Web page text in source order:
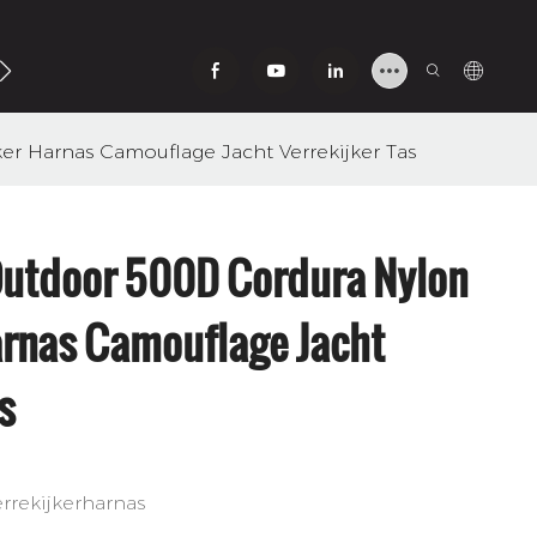
Harnas Camouflage Jacht Verrekijker Tas
500D Cordura Nylon
Camouflage Jacht